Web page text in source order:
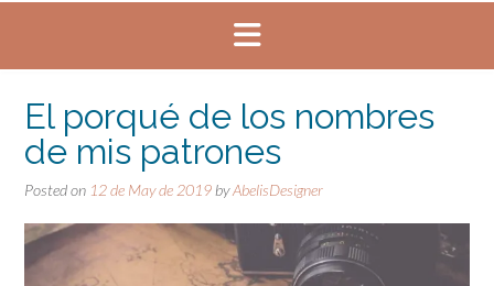
El porqué de los nombres
de mis patrones
Posted on 12 de May de 2019 byAbelisDesigner